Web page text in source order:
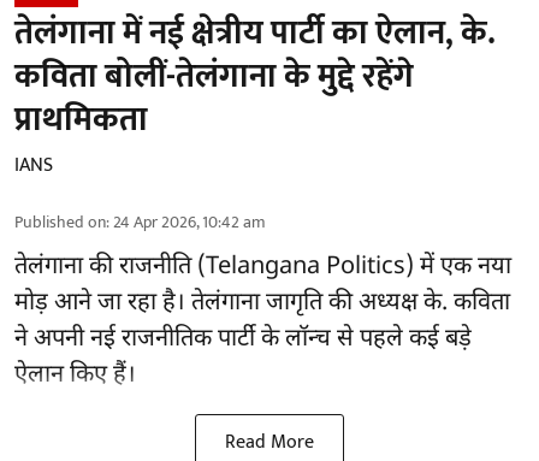
तेलंगाना में नई क्षेत्रीय पार्टी का ऐलान, के.
कविता बोलीं-तेलंगाना के मुद्दे रहेंगे
प्राथमिकता
IANS
Published on:24 Apr 2026, 10:42 am
तेलंगाना की राजनीति (Telangana Politics) में एक नया
मोड़ आने जा रहा है। तेलंगाना जागृति की अध्यक्ष के. कविता
ने अपनी नई राजनीतिक पार्टी के लॉन्च से पहले कई बड़े
ऐलान किए हैं।
Read More